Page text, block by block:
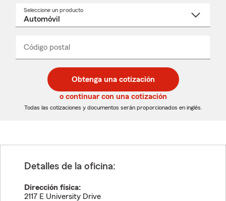
Seleccione un producto
desplegable
Código postal
de
5
dígitos
de
5
dígitos
_____
Obtenga una cotización
o continuar con una cotización
Todas las cotizaciones y documentos serán proporcionados en inglés.
Detalles de la oficina:
Dirección física:
2117 E University Drive